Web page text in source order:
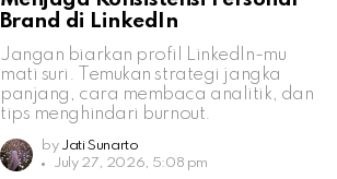
Brand di LinkedIn
Jangan biarkan profil LinkedIn-mu
mati suri. Temukan strategi jangka
panjang, cara membaca analitik, dan
tips menghindari burnout.
by Jati Sunarto
July 27, 2026, 5:08 pm